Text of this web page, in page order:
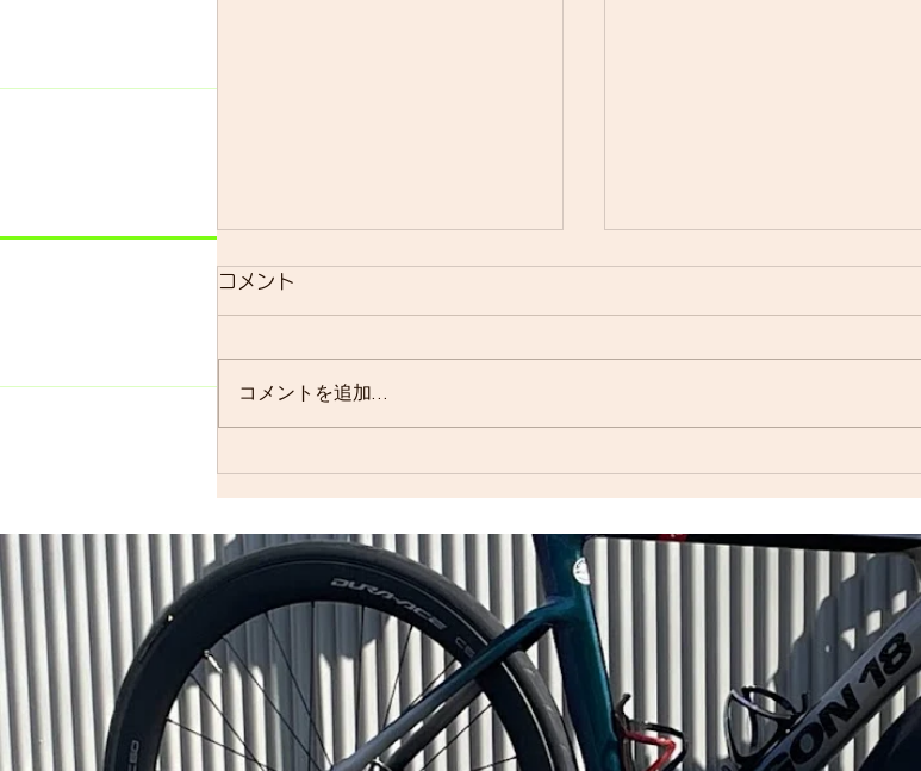
SCOTT 展示会（行ってきま
ORCA（ウェットスーツ他入
コメント
コメントを追加…